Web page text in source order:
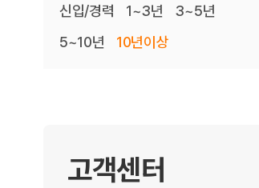
신입/경력 1~3년
3~5년
5~10년
10년이상
고객센터